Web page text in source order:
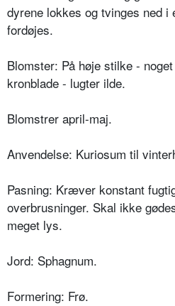
dyrene lokkes og tvinges ned i
fordøjes.
Blomster: På høje stilke -
kronblade - lugter ilde.
Blomstrer april-maj.
Anvendelse: Kuriosum til
Pasning: Kræver konstant
overbrus­ninger. Skal ikke
meget lys.
Jord: Sphagnum.
Formering: Frø.